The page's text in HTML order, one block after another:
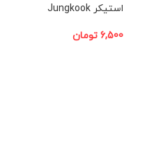
استیکر Jungkook
6,500 تومان